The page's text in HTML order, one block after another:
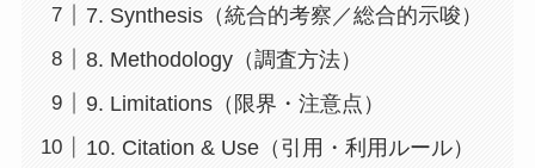
7. Synthesis（統合的考察／総合的示唆）
8. Methodology（調査方法）
9. Limitations（限界・注意点）
10. Citation & Use（引用・利用ルール）